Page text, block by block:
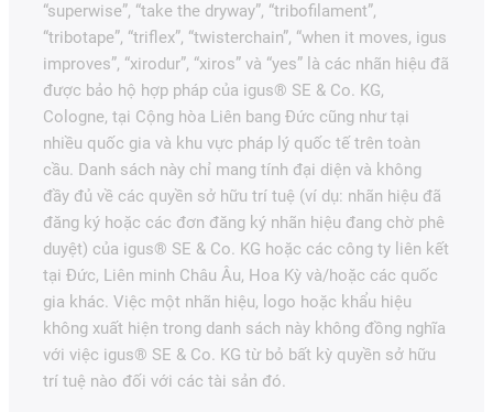
“superwise”, “take the dryway”, “tribofilament”,
“tribotape”, “triflex”, “twisterchain”, “when it moves, igus
improves”, “xirodur”, “xiros” và “yes” là các nhãn hiệu đã
được bảo hộ hợp pháp của igus® SE & Co. KG,
Cologne, tại Cộng hòa Liên bang Đức cũng như tại
nhiều quốc gia và khu vực pháp lý quốc tế trên toàn
cầu. Danh sách này chỉ mang tính đại diện và không
đầy đủ về các quyền sở hữu trí tuệ (ví dụ: nhãn hiệu đã
đăng ký hoặc các đơn đăng ký nhãn hiệu đang chờ phê
duyệt) của igus® SE & Co. KG hoặc các công ty liên kết
tại Đức, Liên minh Châu Âu, Hoa Kỳ và/hoặc các quốc
gia khác. Việc một nhãn hiệu, logo hoặc khẩu hiệu
không xuất hiện trong danh sách này không đồng nghĩa
với việc igus® SE & Co. KG từ bỏ bất kỳ quyền sở hữu
trí tuệ nào đối với các tài sản đó.